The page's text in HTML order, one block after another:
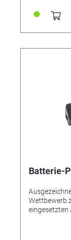
Batterie-
Wettbewerb
eingesetzten